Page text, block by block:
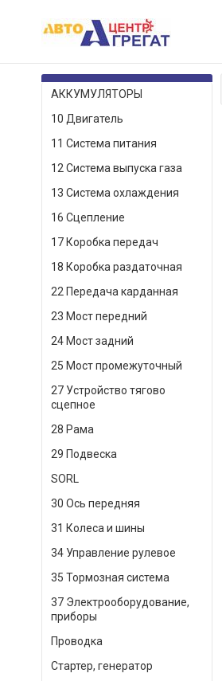
КАТАЛОГ ТОВАРОВ
АККУМУЛЯТОРЫ
10 Двигатель
11 Система питания
12 Система выпуска газа
13 Система охлаждения
16 Сцепление
17 Коробка передач
18 Коробка раздаточная
22 Передача карданная
23 Мост передний
24 Мост задний
25 Мост промежуточный
27 Устройство тягово
сцепное
28 Рама
29 Подвеска
SORL
30 Ось передняя
31 Колеса и шины
34 Управление рулевое
35 Тормозная система
37 Электрооборудование,
приборы
Проводка
Стартер, генератор